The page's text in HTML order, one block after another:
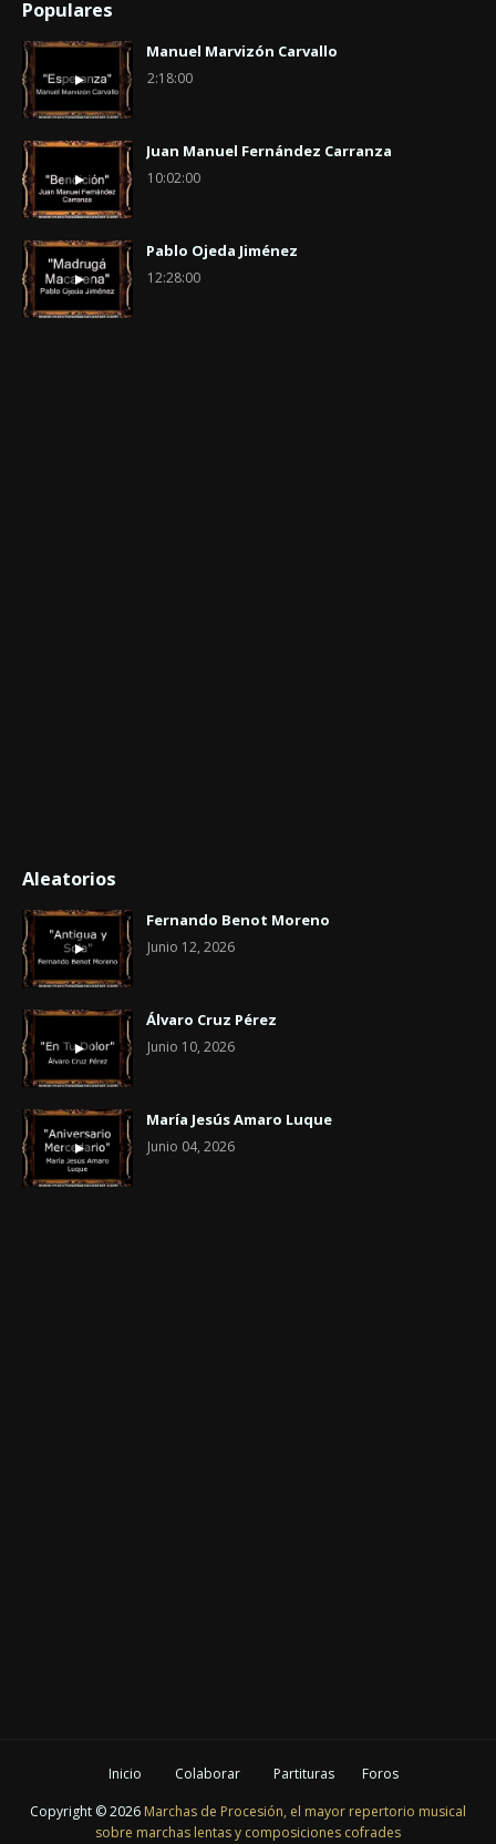
Populares
Manuel Marvizón Carvallo
2:18:00
Juan Manuel Fernández Carranza
10:02:00
Pablo Ojeda Jiménez
12:28:00
Aleatorios
Fernando Benot Moreno
Junio 12, 2026
Álvaro Cruz Pérez
Junio 10, 2026
María Jesús Amaro Luque
Junio 04, 2026
Inicio Colaborar Partituras
Foros
Copyright ©2026 Marchas de Procesión, el mayor repertorio musical
sobre marchas lentas y composiciones cofrades